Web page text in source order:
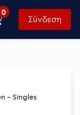
0
Σύνδεση
- Singles